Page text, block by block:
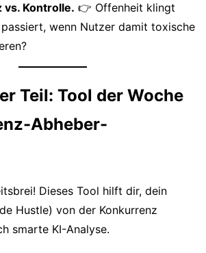
Kontrolle. 👉 Offenheit klingt
wenn Nutzer damit toxische
Teil: Tool der Woche
Abheber-
Dieses Tool hilft dir, dein
Hustle) von der Konkurrenz
smarte KI-Analyse.